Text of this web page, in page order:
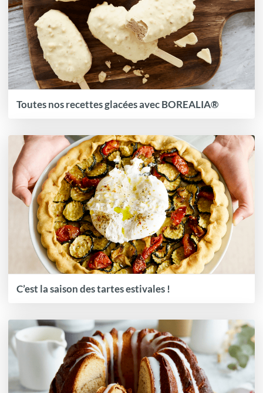
Toutes nos recettes glacées avec BOREALIA®
C’est la saison des tartes estivales !